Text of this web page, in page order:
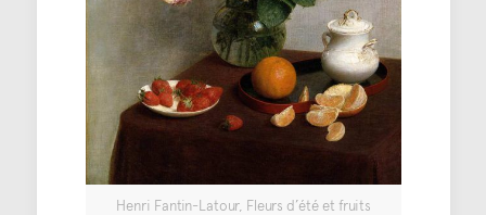
Henri Fantin-Latour, Fleurs d’été et fruits